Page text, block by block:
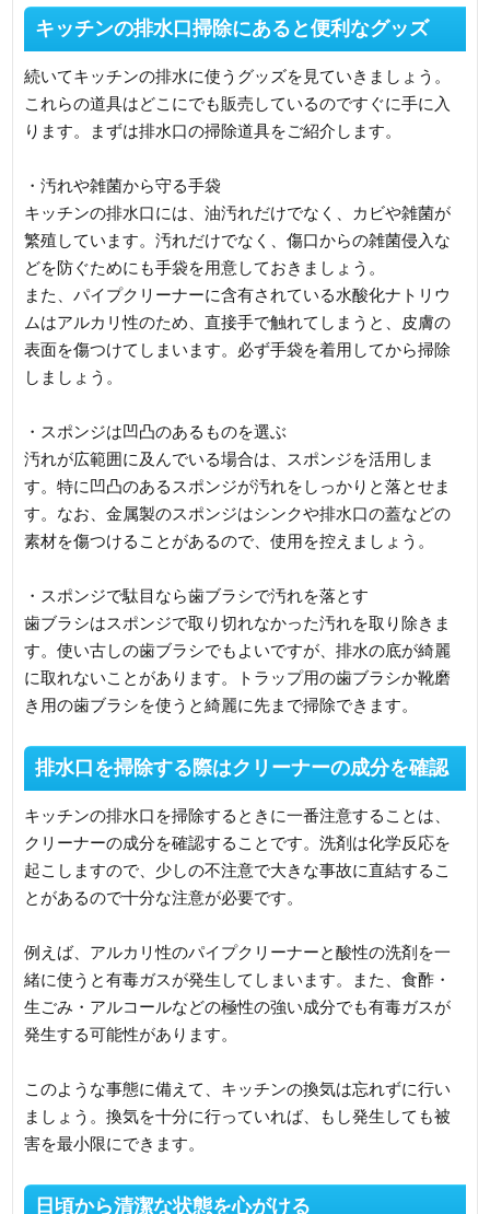
キッチンの排水口掃除にあると便利なグッズ
続いてキッチンの排水に使うグッズを見ていきましょう。
これらの道具はどこにでも販売しているのですぐに手に入
ります。まずは排水口の掃除道具をご紹介します。
・汚れや雑菌から守る手袋
キッチンの排水口には、油汚れだけでなく、カビや雑菌が
繁殖しています。汚れだけでなく、傷口からの雑菌侵入な
どを防ぐためにも手袋を用意しておきましょう。
また、パイプクリーナーに含有されている水酸化ナトリウ
ムはアルカリ性のため、直接手で触れてしまうと、皮膚の
表面を傷つけてしまいます。必ず手袋を着用してから掃除
しましょう。
・スポンジは凹凸のあるものを選ぶ
汚れが広範囲に及んでいる場合は、スポンジを活用しま
す。特に凹凸のあるスポンジが汚れをしっかりと落とせま
す。なお、金属製のスポンジはシンクや排水口の蓋などの
素材を傷つけることがあるので、使用を控えましょう。
・スポンジで駄目なら歯ブラシで汚れを落とす
歯ブラシはスポンジで取り切れなかった汚れを取り除きま
す。使い古しの歯ブラシでもよいですが、排水の底が綺麗
に取れないことがあります。トラップ用の歯ブラシか靴磨
き用の歯ブラシを使うと綺麗に先まで掃除できます。
排水口を掃除する際はクリーナーの成分を確認
キッチンの排水口を掃除するときに一番注意することは、
クリーナーの成分を確認することです。洗剤は化学反応を
起こしますので、少しの不注意で大きな事故に直結するこ
とがあるので十分な注意が必要です。
例えば、アルカリ性のパイプクリーナーと酸性の洗剤を一
緒に使うと有毒ガスが発生してしまいます。また、食酢・
生ごみ・アルコールなどの極性の強い成分でも有毒ガスが
発生する可能性があります。
このような事態に備えて、キッチンの換気は忘れずに行い
ましょう。換気を十分に行っていれば、もし発生しても被
害を最小限にできます。
日頃から清潔な状態を心がける